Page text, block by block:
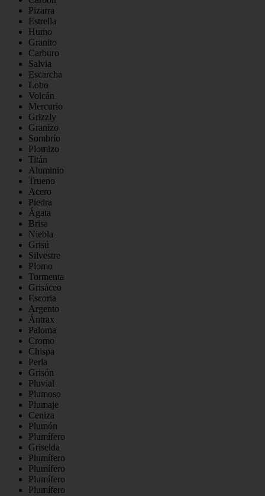
Pizarra
Estrella
Humo
Granito
Carburo
Salvia
Escarcha
Lobo
Volcán
Mercurio
Grizzly
Granizo
Sombrío
Plomizo
Titán
Aluminio
Trueno
Acero
Piedra
Ágata
Brisa
Niebla
Grisú
Silvestre
Plomo
Tormenta
Grisáceo
Escoria
Argento
Ántrax
Paloma
Cromo
Chispa
Perla
Grisón
Pluvial
Plumoso
Plumaje
Ceniza
Plumón
Plumífero
Griselda
Plumífero
Plumífero
Plumífero
Plumífero